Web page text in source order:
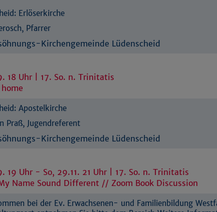
Erlöserkirche
Pfarrer
Kirchengemeinde Lüdenscheid
18 Uhr | 17. So. n. Trinitatis
Apostelkirche
Praß, Jugendreferent
Kirchengemeinde Lüdenscheid
19 Uhr - So, 29.11. 21 Uhr | 17. So. n. Trinitatis
Name Sound Different // Zoom Book Discussion
bei der Ev. Erwachsenen- und Familienbildung